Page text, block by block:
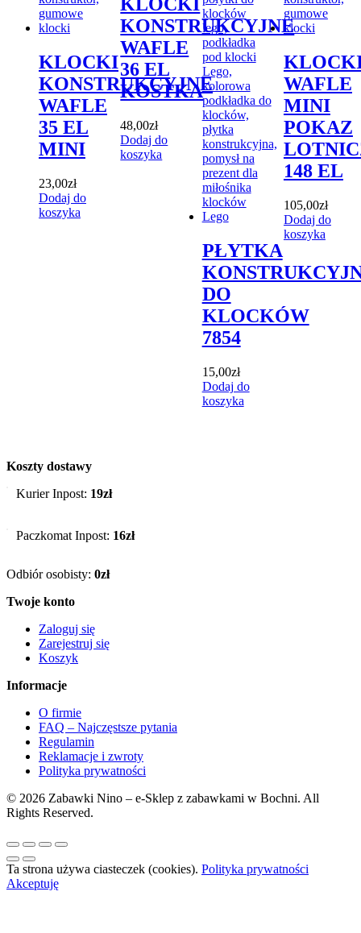
KLOCKI
KONSTRUKCYJNE
WAFLE
35 EL
MINI
23,00zł
Dodaj do
koszyka
KONSTRUKCYJNE
WAFLE
36 EL
KOSTKA
48,00zł
Dodaj do
koszyka
PŁYTKA
DO
KLOCKÓW
7854
15,00zł
Dodaj do
koszyka
WAFLE
MINI
POKAZ
148 EL
105,00zł
Dodaj do
koszyka
Koszty dostawy
Kurier Inpost: 19zł
Paczkomat Inpost: 16zł
Odbiór osobisty: 0zł
Twoje konto
Zaloguj się
Zarejestruj się
Koszyk
Informacje
O firmie
FAQ – Najczęstsze pytania
Regulamin
Reklamacje i zwroty
Polityka prywatności
© 2026 Zabawki Nino – e-Sklep z zabawkami w Bochni. All
Rights Reserved.
Ta strona używa ciasteczek (cookies). Polityka prywatności
Akceptuję